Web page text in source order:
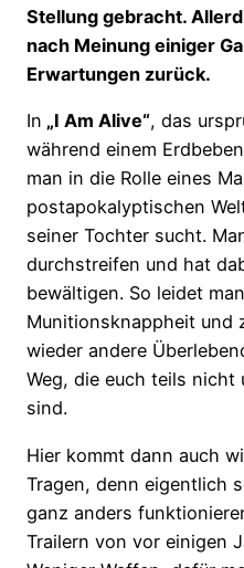
Stellung gebracht.
nach Meinung einiger
Erwartungen zurück.
In „I Am Alive“, das
während einem
man in die Rolle eines
postapokalyptischen
seiner Tochter sucht.
durchstreifen und hat
bewältigen. So leidet
Munitionsknappheit und
wieder andere
Weg, die euch teils
sind.
Hier kommt dann auch
Tragen, denn eigentlich
ganz anders
Trailern von vor einigen